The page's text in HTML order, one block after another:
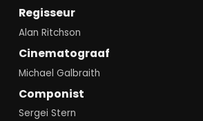
Regisseur
Alan Ritchson
Cinematograaf
Michael Galbraith
Componist
Sergei Stern